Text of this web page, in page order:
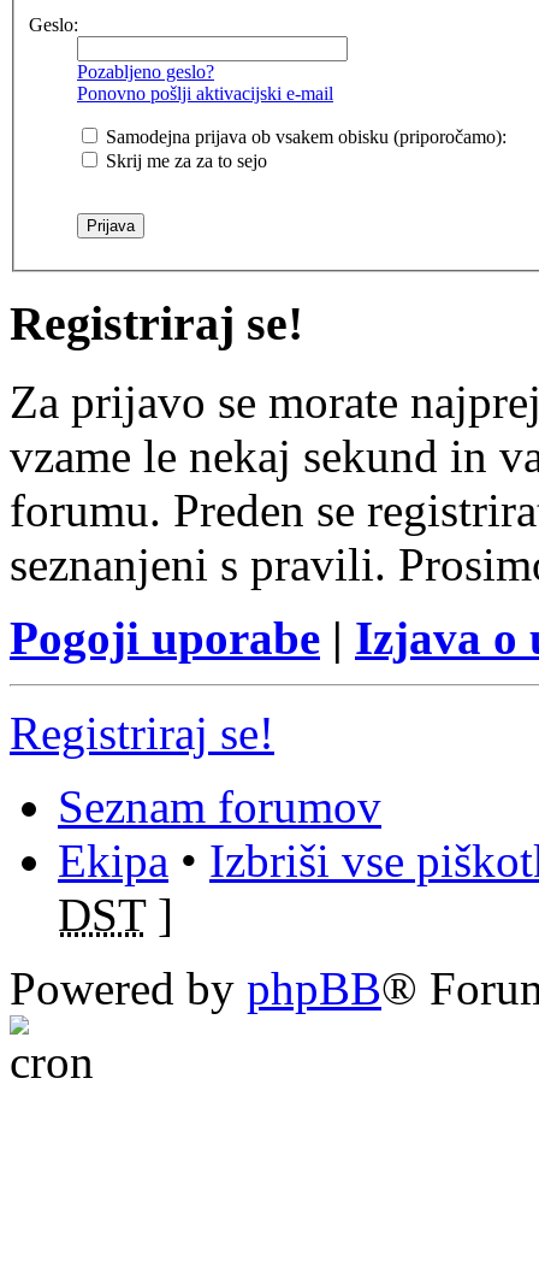
Geslo:
Pozabljeno geslo?
Ponovno pošlji aktivacijski e-mail
Samodejna prijava ob vsakem obisku (priporočamo):
Skrij me za za to sejo
Registriraj se!
Za prijavo se morate
vzame le nekaj sekund in
forumu. Preden se
seznanjeni s pravili.
Pogoji uporabe | Izjava o
Registriraj se!
Seznam forumov
Ekipa • Izbriši vse
DST]
Powered by phpBB®